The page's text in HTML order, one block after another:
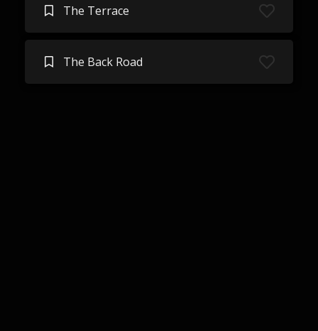
The Terrace
The Back Road